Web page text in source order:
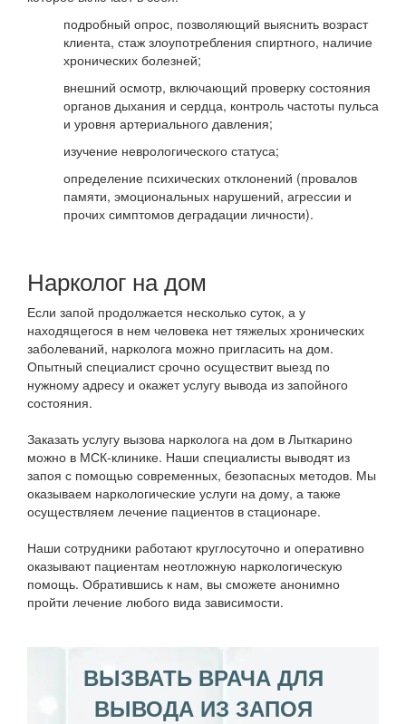
подробный опрос, позволяющий выяснить возраст
клиента, стаж злоупотребления спиртного, наличие
хронических болезней;
внешний осмотр, включающий проверку состояния
органов дыхания и сердца, контроль частоты пульса
и уровня артериального давления;
изучение неврологического статуса;
определение психических отклонений (провалов
памяти, эмоциональных нарушений, агрессии и
прочих симптомов деградации личности).
Нарколог на дом
Если запой продолжается несколько суток, а у
находящегося в нем человека нет тяжелых хронических
заболеваний, нарколога можно пригласить на дом.
Опытный специалист срочно осуществит выезд по
нужному адресу и окажет услугу вывода из запойного
состояния.
Заказать услугу вызова нарколога на дом в Лыткарино
можно в МСК-клинике. Наши специалисты выводят из
запоя с помощью современных, безопасных методов. Мы
оказываем наркологические услуги на дому, а также
осуществляем лечение пациентов в стационаре.
Наши сотрудники работают круглосуточно и оперативно
оказывают пациентам неотложную наркологическую
помощь. Обратившись к нам, вы сможете анонимно
пройти лечение любого вида зависимости.
ВЫЗВАТЬ ВРАЧА ДЛЯ
ВЫВОДА ИЗ ЗАПОЯ